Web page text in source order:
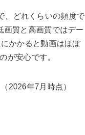
、どれくらいの頻度で
画質と高画質ではデー
かかると動画はほぼ
が安心です。
2026年7月時点）